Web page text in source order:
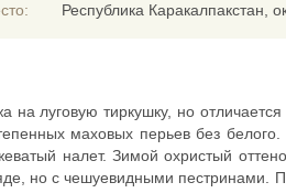
Республика Каракалпакстан,
на луговую тиркушку, но
маховых перьев без
налет. Зимой охристый
но с чешуевидными пестринами.